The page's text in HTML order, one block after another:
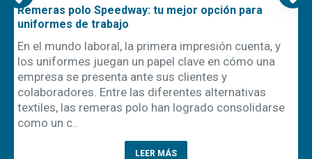
Remeras polo Speedway: tu mejor opción para
uniformes de trabajo
En el mundo laboral, la primera impresión cuenta, y
los uniformes juegan un papel clave en cómo una
empresa se presenta ante sus clientes y
colaboradores. Entre las diferentes alternativas
textiles, las remeras polo han logrado consolidarse
como un c..
LEER MÁS